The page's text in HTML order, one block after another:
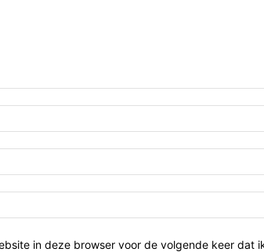
in deze browser voor de volgende keer dat